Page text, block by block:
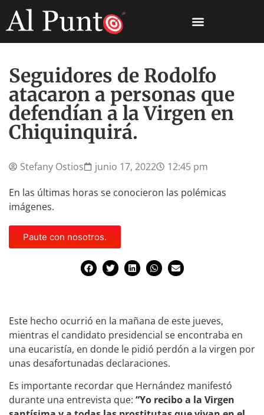
Seguidores de Rodolfo
atacaron a personas que
defendían a la Virgen en
Chiquinquirá.
Stefany Ostios junio 17, 2022
12:45 pm
En las últimas horas se conocieron las polémicas
imágenes.
Paute con nosotros.
Este hecho ocurrió en la mañana de este jueves,
mientras el candidato presidencial se encontraba en
una eucaristía, en donde le pidió perdón a la virgen por
unas desafortunadas declaraciones.
Es importante recordar que Hernández manifestó
durante una entrevista que: “Yo recibo a la Virgen